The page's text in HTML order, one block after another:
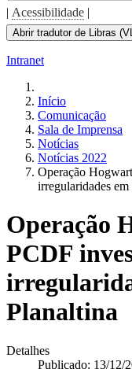
| Acessibilidade |
Abrir tradutor de Libras
Intranet
Início
Comunicação
Sala de Imprensa
Notícias
Notícias 2022
Operação
irregularidades em
Operação
PCDF
Planaltina
Detalhes
Publicado: 13/12/